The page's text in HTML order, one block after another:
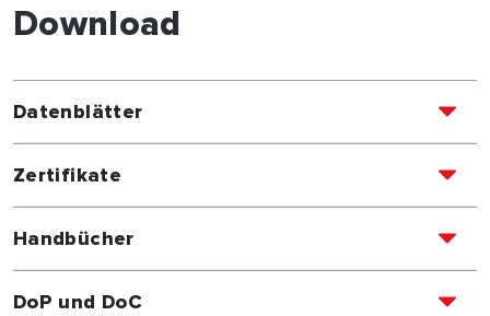
Download
Datenblätter
Zertifikate
Handbücher
DoP und DoC